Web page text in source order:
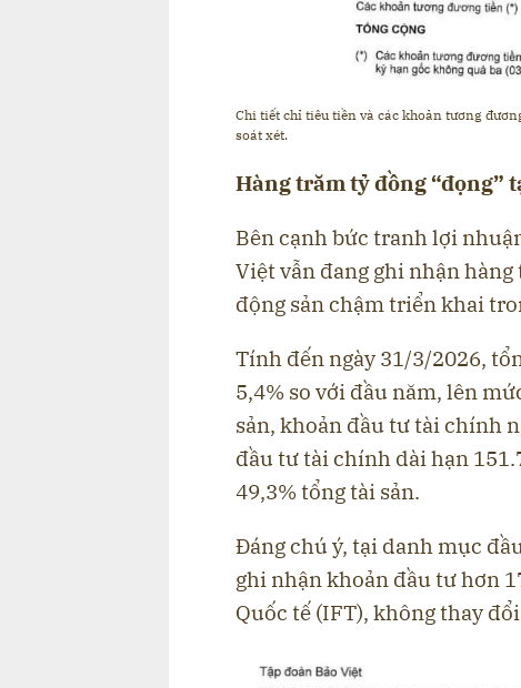
Chi tiết chỉ tiêu tiền và các khoản tương
soát xét.
Hàng trăm tỷ đồng “đọng”
Bên cạnh bức tranh lợi
Việt vẫn đang ghi nhận
động sản chậm triển khai
Tính đến ngày 31/3/2026,
5,4% so với đầu năm, lên
sản, khoản đầu tư tài chính
đầu tư tài chính dài hạn
49,3% tổng tài sản.
Đáng chú ý, tại danh mục
ghi nhận khoản đầu tư hơn
Quốc tế (IFT), không thay